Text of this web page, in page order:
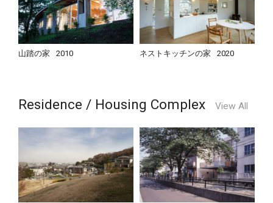
山踏の家 2010 ネストキッチンの家 2020
Residence / Housing Complex View All